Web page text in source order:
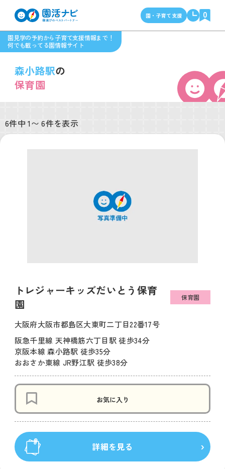
園見学の予約から子育て支援情報まで！
何でも載ってる園情報サイト
園・子育て支援 0
森小路駅の
保育園
6件中 1〜 6件を表示
トレジャーキッズだいとう保育
園
保育園
大阪府大阪市都島区大東町二丁目22番17号
阪急千里線 天神橋筋六丁目駅 徒歩34分
京阪本線 森小路駅 徒歩35分
おおさか東線 JR野江駅 徒歩38分
お気に入り
詳細を見る